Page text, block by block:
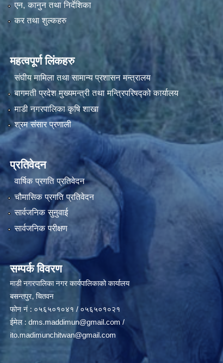
एन, कानुन तथा निर्देशिका
कर तथा शुल्कहरु
महत्वपूर्ण लिंकहरु
संघीय मामिला तथा सामान्य प्रशासन मन्त्रालय
बागमती प्रदेश मुख्यमन्त्री तथा मन्त्रिपरिषद्को कार्यालय
माडी नगरपालिका कृषि शाखा
श्रम संसार प्रणाली
प्रतिवेदन
वार्षिक प्रगति प्रतिवेदन
चौमासिक प्रगति प्रतिवेदन
सार्वजनिक सुनुवाई
सार्वजनिक परीक्षण
सम्पर्क विवरण
माडी नगरपालिका नगर कार्यपालिकाको कार्यालय
बसन्तपुर, चितवन
फोन नं : ०५६५०१०४१ / ०५६५०१०२१
ईमेल : dms.maddimun@gmail.com/
ito.madimunchitwan@gmail.com